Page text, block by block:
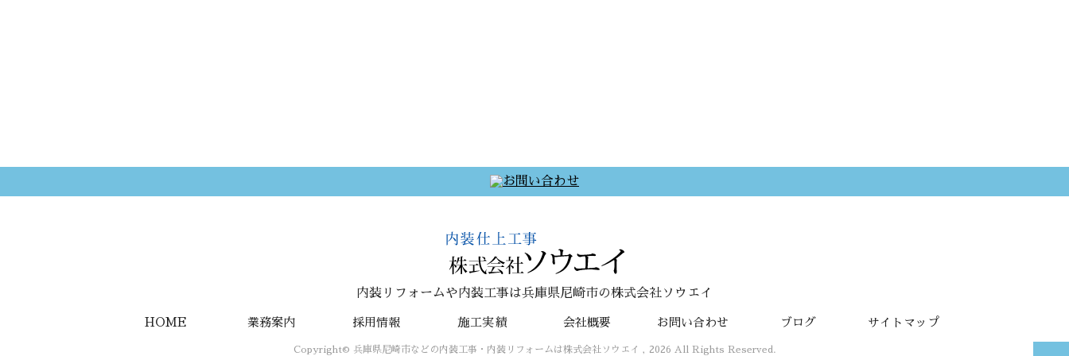
内装リフォームや内装工事は兵庫県尼崎市の株式会社ソウエイ
HOME 業務案内 採用情報 施工実績 会社概要 お問い合わせ ブログ サイトマップ
Copyright© 兵庫県尼崎市などの内装工事・内装リフォームは株式会社ソウエイ , 2026 All Rights Reserved.